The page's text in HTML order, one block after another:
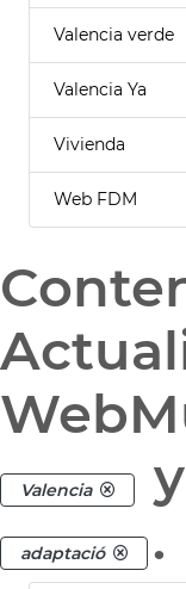
Valencia verde
Valencia Ya
Vivienda
Web FDM
Valencia
adaptació .